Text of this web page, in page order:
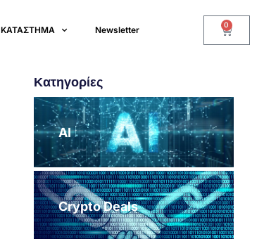
ΚΑΤΑΣΤΗΜΑ Newsletter 0
Κατηγορίες
AI
Crypto Deals